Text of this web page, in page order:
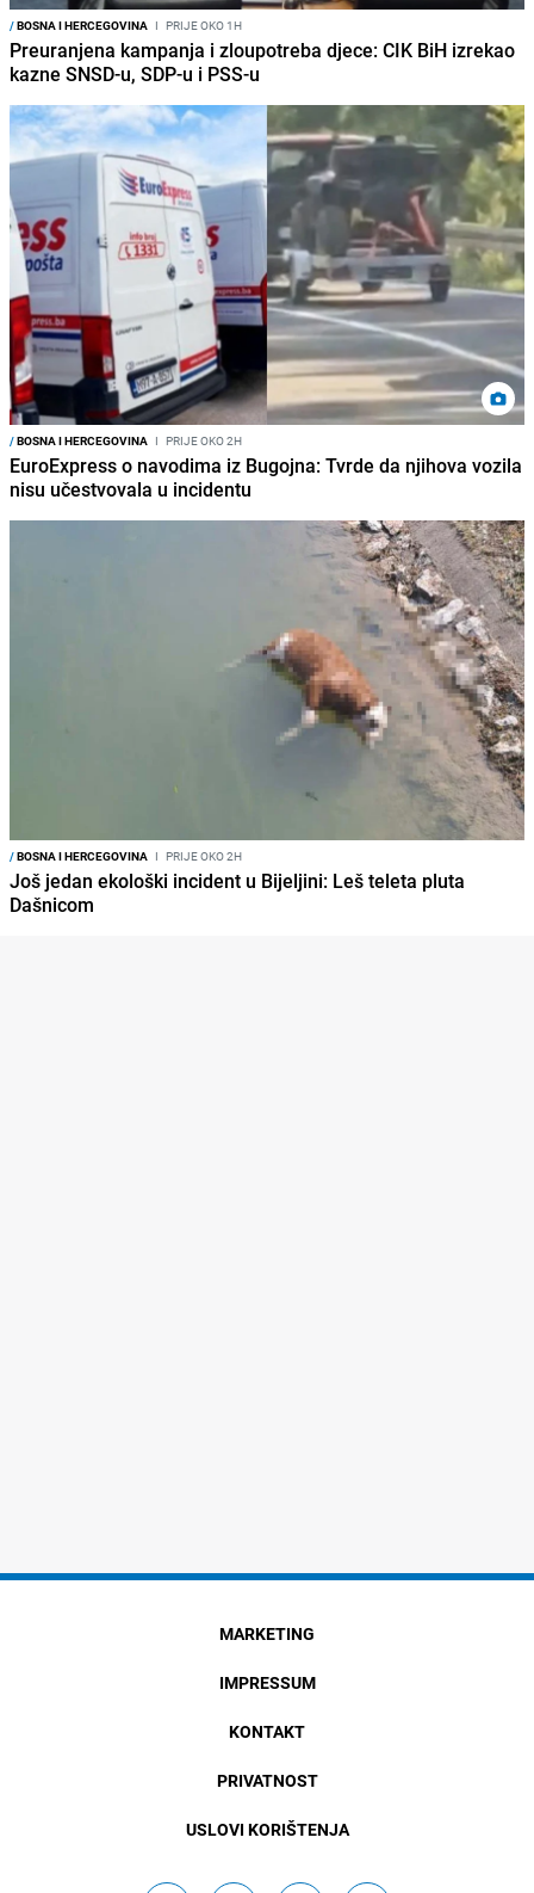
/BOSNA I HERCEGOVINA I PRIJE OKO 1H
Preuranjena kampanja i zloupotreba djece: CIK BiH izrekao
kazne SNSD-u, SDP-u i PSS-u
/BOSNA I HERCEGOVINA I PRIJE OKO 2H
EuroExpress o navodima iz Bugojna: Tvrde da njihova vozila
nisu učestvovala u incidentu
/BOSNA I HERCEGOVINA I PRIJE OKO 2H
Još jedan ekološki incident u Bijeljini: Leš teleta pluta
Dašnicom
MARKETING
IMPRESSUM
KONTAKT
PRIVATNOST
USLOVI KORIŠTENJA